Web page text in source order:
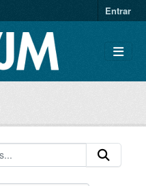
Entrar